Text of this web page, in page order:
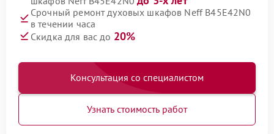
Срочный ремонт духовых шкафов Neff B45E42N0
в течении часа
Скидка для вас до 20%
Консультация со специалистом
Узнать стоимость работ